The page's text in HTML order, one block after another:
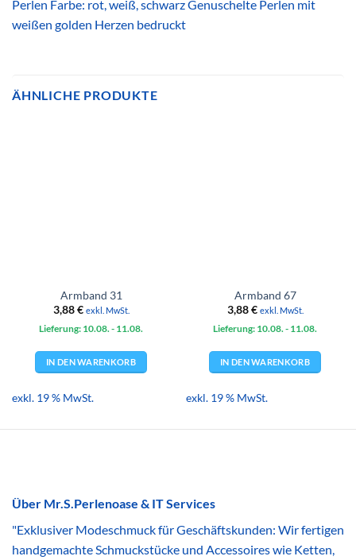
Perlen Farbe: rot, weiß, schwarz Genuschelte Perlen mit
weißen golden Herzen bedruckt
ÄHNLICHE PRODUKTE
Armband 31
3,88€ exkl. MwSt.
Lieferung: 10.08. - 11.08.
IN DEN WARENKORB
exkl. 19 % MwSt.
Armband 67
3,88€ exkl. MwSt.
Lieferung: 10.08. - 11.08.
IN DEN WARENKORB
exkl. 19 % MwSt.
Über Mr.S.Perlenoase & IT Services
"Exklusiver Modeschmuck für Geschäftskunden: Wir fertigen
handgemachte Schmuckstücke und Accessoires wie Ketten,